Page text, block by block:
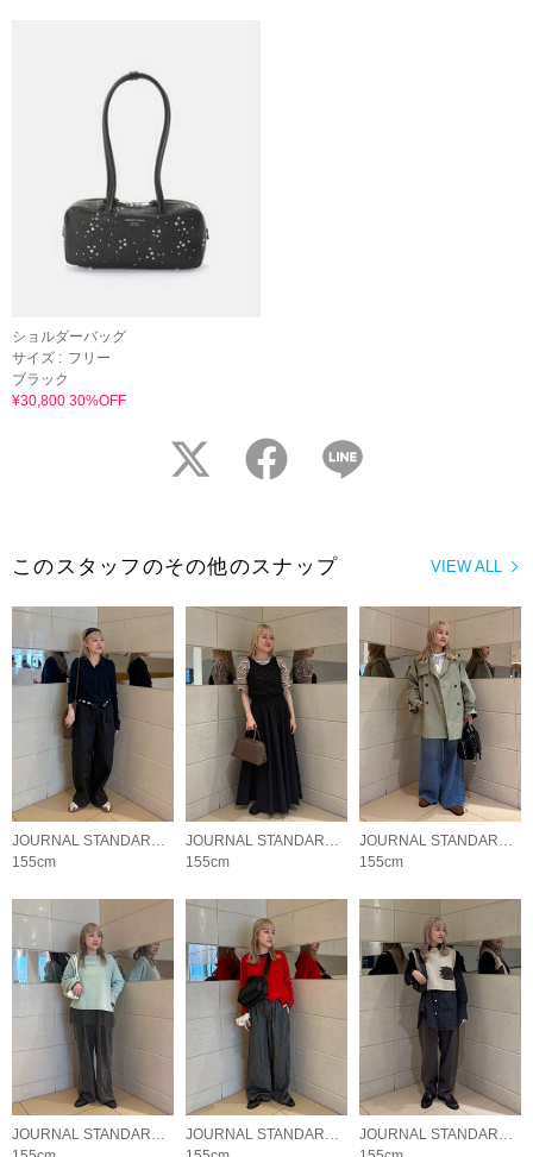
ショルダーバッグ
サイズ : フリー
ブラック
¥30,800 30%OFF
twitter facebook
VIEW ALL
このスタッフのその他のスナップ
JOURNAL STANDARD LADYS
155cm
JOURNAL STANDARD LADYS
155cm
JOURNAL STANDARD LADYS
155cm